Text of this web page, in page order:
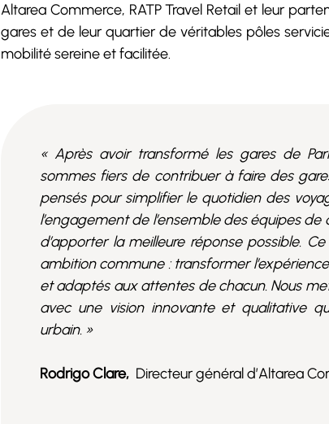
Altarea Commerce, RATP Travel Retail et leur
gares et de leur quartier de véritables pôles
mobilité sereine et facilitée.
« Après avoir transformé les gares de
sommes fiers de contribuer à faire des
pensés pour simplifier le quotidien des
l’engagement de l’ensemble des équipes
d’apporter la meilleure réponse possible.
ambition commune : transformer
et adaptés aux attentes de chacun. Nous
avec une vision innovante et qualitative
urbain. »
Rodrigo Clare, Directeur général d’Altarea